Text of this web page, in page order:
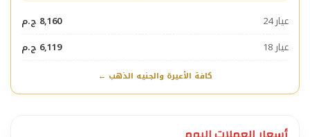
عيار 24
8,160 ج.م
عيار 18
6,119 ج.م
كافة الأعيرة والجنيه الذهب ←